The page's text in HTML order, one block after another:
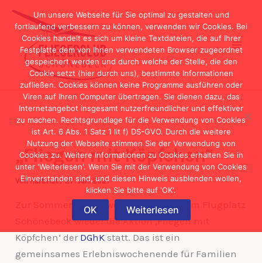
Zum
Inhalt
springen
„Fliegen mit Köpfchen“
VonHartmut/27. Juni 2021
Zur Sommersonnenwende fand auf dem Flugplatz
Schönebeck wieder die Aktion ‚Fliegen mit
Köpfchen‘ der DGhK statt. Das ist ein
gemeinsames Erlebniswochenende für Familien
Um unsere Webseite für Sie optimal zu gestalten und
fortlaufend verbessern zu können, verwenden wir Cookies. Bei
Cookies handelt es sich um kleine Textdateien, die auf Ihrer
Festplatte dem von Ihnen verwendeten Browser zugeordnet
gespeichert werden und durch welche der Stelle, die den
Cookie setzt (hier durch uns), bestimmte Informationen
zufließen. Cookies können keine Programme ausführen oder
Viren auf Ihren Computer übertragen. Sie dienen dazu, das
Internetangebot insgesamt nutzerfreundlicher und effektiver
zu machen. Rechtsgrundlage für die Verwendung von Cookies
ist Art. 6 Abs. 1 Satz 1 lit f) DS-GVO. Durch die weitere
Nutzung der Webseite stimmen Sie der Verwendung von
Cookies zu. Weitere Informationen zu Cookies erhalten Sie in
unter 'Weiterlesen'. Wenn Sie mit der Verwendung von Cookies
Einverstanden sind, und diesen Hinweis ausblenden wollen,
klicken Sie bitte auf 'OK'.
OK Weiterlesen